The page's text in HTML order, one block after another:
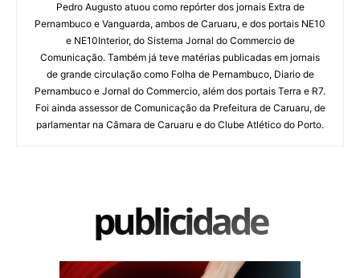
Pedro Augusto atuou como repórter dos jornais Extra de
Pernambuco e Vanguarda, ambos de Caruaru, e dos portais NE10
e NE10Interior, do Sistema Jornal do Commercio de
Comunicação. Também já teve matérias publicadas em jornais
de grande circulação como Folha de Pernambuco, Diario de
Pernambuco e Jornal do Commercio, além dos portais Terra e R7.
Foi ainda assessor de Comunicação da Prefeitura de Caruaru, de
parlamentar na Câmara de Caruaru e do Clube Atlético do Porto.
publicidade